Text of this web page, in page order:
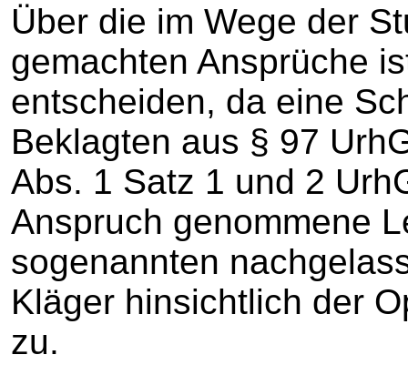
Über die im Wege der
gemachten Ansprüche
entscheiden, da eine
Beklagten aus § 97
Abs. 1 Satz 1 und 2
Anspruch genommene
sogenannten
Kläger hinsichtlich der
zu.